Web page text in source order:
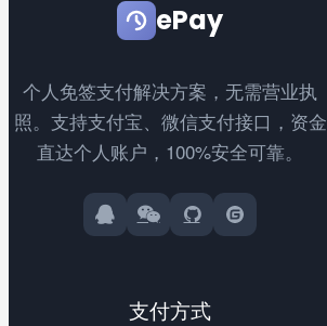
ePay
个人免签支付解决方案，无需营业执
照。支持支付宝、微信支付接口，资金
直达个人账户，100%安全可靠。
支付方式